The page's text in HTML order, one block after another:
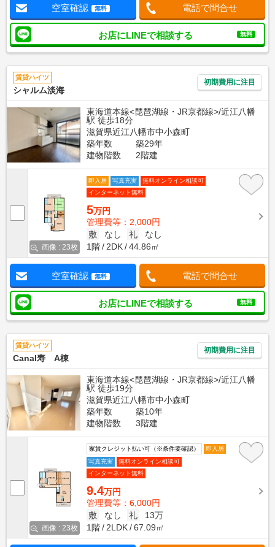
空室確認 無料 電話で問合せ
お店にLINEで相談する 無料
賃貸ハイツ
シャルム淡海
初期費用に注目
東海道本線<琵琶湖線・JR京都線>/近江八幡
駅 徒歩18分
滋賀県近江八幡市中小森町
築年数
築29年
建物階数
2階建
画像 : 23枚
即入居 写真充実
無料オンライン相談可
インターネット無料
5万円
管理費等：2,000円
敷
なし 礼
なし
1階
2DK 44.86㎡
空室確認 無料 電話で問合せ
お店にLINEで相談する 無料
賃貸ハイツ
Canal寿 A棟
初期費用に注目
東海道本線<琵琶湖線・JR京都線>/近江八幡
駅 徒歩19分
滋賀県近江八幡市中小森町
築年数
築10年
建物階数
3階建
画像 : 23枚
家賃クレジット払い可（※条件要確認）
即入居
写真充実
無料オンライン相談可
インターネット無料
9.4万円
管理費等：6,000円
敷
なし 礼
13万
1階
2LDK 67.09㎡